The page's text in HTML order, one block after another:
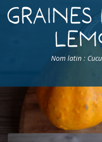
Graines
Nom latin :
Accueil > >
Courge Lemon Bio